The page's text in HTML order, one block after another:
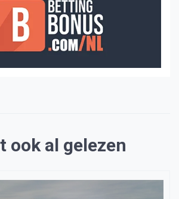
ook al gelezen